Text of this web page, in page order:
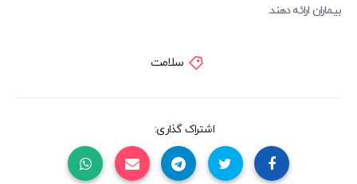
بیماران ارائه دهند.
سلامت
اشتراک گذاری: